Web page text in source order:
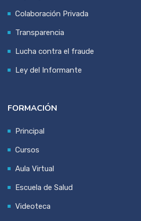
Colaboración Privada
Transparencia
Lucha contra el fraude
Ley del Informante
FORMACIÓN
Principal
Cursos
Aula Virtual
Escuela de Salud
Videoteca